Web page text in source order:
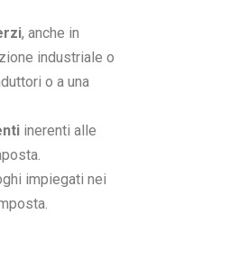
, anche in
industriale o
o a una
inerenti alle
impiegati nei